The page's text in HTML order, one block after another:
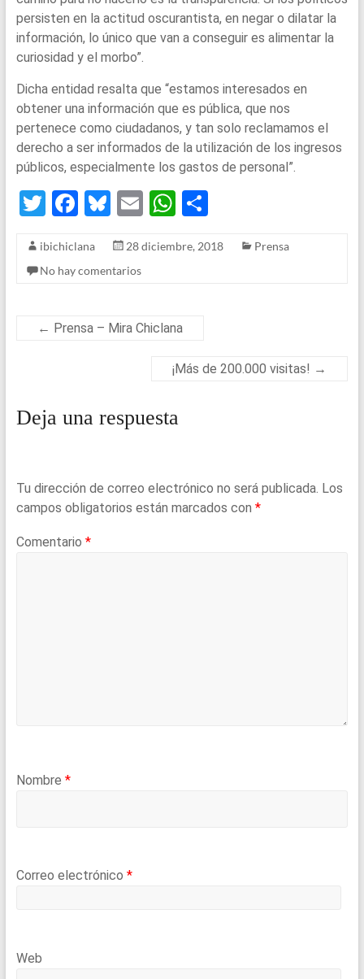
persisten en la actitud oscurantista, en negar o dilatar la
información, lo único que van a conseguir es alimentar la
curiosidad y el morbo”.
Dicha entidad resalta que “estamos interesados en
obtener una información que es pública, que nos
pertenece como ciudadanos, y tan solo reclamamos el
derecho a ser informados de la utilización de los ingresos
públicos, especialmente los gastos de personal”.
T
tt
er
F
ce
b
o
Bl
es
ky
E
ail
W
at
p
p
S
ar
ibichiclana 28 diciembre, 2018
Prensa
No hay comentarios
← Prensa – Mira Chiclana
¡Más de 200.000 visitas! →
Deja una respuesta
Tu dirección de correo electrónico no será publicada. Los
campos obligatorios están marcados con *
Comentario *
Nombre *
Correo electrónico *
Web